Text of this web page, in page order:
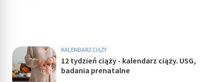
KALENDARZ CIĄŻY
12 tydzień ciąży - kalendarz ciąży. USG,
badania prenatalne